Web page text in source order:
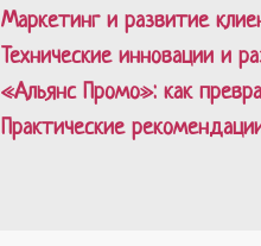
Маркетинг и развитие
Технические инновации и
«Альянс Промо»: как
Практические